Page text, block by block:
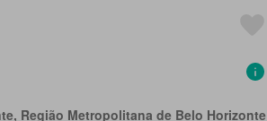
Região Metropolitana de Belo Horizonte